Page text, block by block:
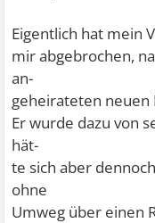
Eigentlich hat mein
mir abgebrochen,
an-
geheirateten neuen
Er wurde dazu von
hät-
te sich aber
ohne
Umweg über einen